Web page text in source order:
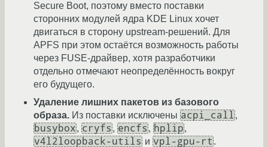
Secure Boot, поэтому вместо поставки
сторонних модулей ядра KDE Linux хочет
двигаться в сторону upstream-решений. Для
APFS при этом остаётся возможность работы
через FUSE-драйвер, хотя разработчики
отдельно отмечают неопределённость вокруг
его будущего.
Удаление лишних пакетов из базового
образа. Из поставки исключены acpi_call,
busybox, cryfs , encfs , hplip,
v4l2loopback-utils и vpl-gpu-rt .